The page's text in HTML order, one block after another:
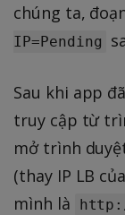
chúng ta,
IP=Pending
Sau khi app
truy cập từ
mở trình
(thay IP LB
mình là